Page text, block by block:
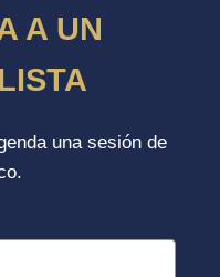
A UN
una sesión de